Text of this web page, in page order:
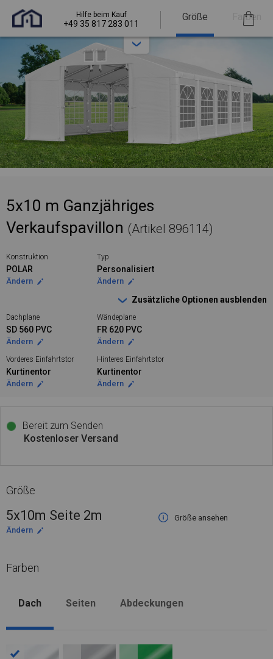
Hilfe beim Kauf
+49 35 817 283 011
Größe Farben
5x10 m Ganzjähriges
Verkaufspavillon (Artikel 896114)
Konstruktion
POLAR
Ändern
Typ
Personalisiert
Ändern
Zusätzliche Optionen ausblenden
Dachplane
SD 560 PVC
Ändern
Wändeplane
FR 620 PVC
Ändern
Vorderes Einfahrtstor
Kurtinentor
Ändern
Hinteres Einfahrtstor
Kurtinentor
Ändern
Bereit zum Senden
Kostenloser Versand
Größe
5x10m Seite 2m
Größe ansehen
Ändern
Farben
Dach Seiten Abdeckungen